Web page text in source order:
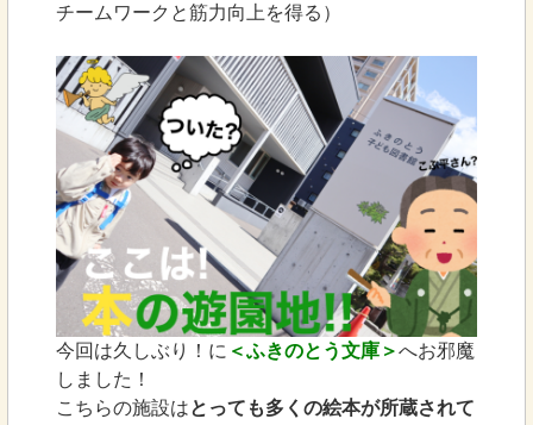
チームワークと筋力向上を得る）
今回は久しぶり！に ＜ふきのとう文庫＞へお邪魔
しました！
こちらの施設はとっても多くの絵本が所蔵されて